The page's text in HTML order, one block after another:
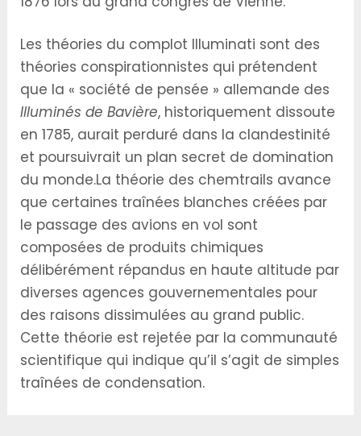
Les théories du complot Illuminati sont des
théories conspirationnistes qui prétendent
que la « société de pensée » allemande des
Illuminés de Bavière, historiquement dissoute
en 1785, aurait perduré dans la clandestinité
et poursuivrait un plan secret de domination
du monde.La théorie des chemtrails avance
que certaines traînées blanches créées par
le passage des avions en vol sont
composées de produits chimiques
délibérément répandus en haute altitude par
diverses agences gouvernementales pour
des raisons dissimulées au grand public.
Cette théorie est rejetée par la communauté
scientifique qui indique qu’il s’agit de simples
traînées de condensation.